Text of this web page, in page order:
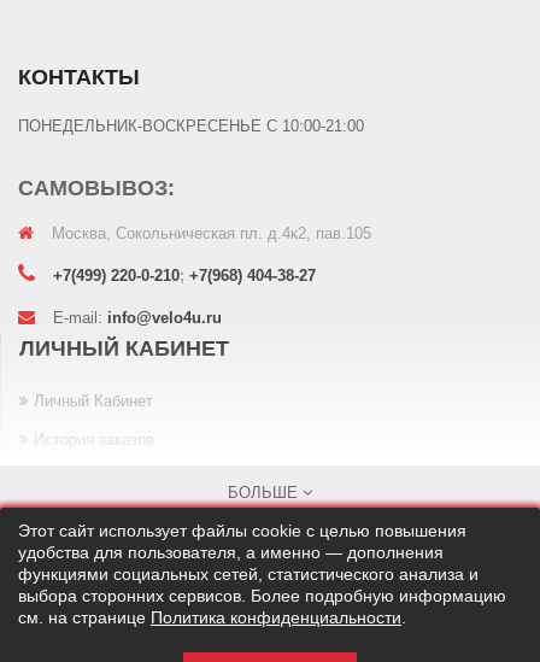
КОНТАКТЫ
ПОНЕДЕЛЬНИК-ВОСКРЕСЕНЬЕ С 10:00-21:00
САМОВЫВОЗ:
Москва, Сокольническая пл. д.4к2, пав.105
+7(499) 220-0-210; +7(968) 404-38-27
E-mail: info@velo4u.ru
ЛИЧНЫЙ КАБИНЕТ
Личный Кабинет
История заказов
ИНФОРМАЦИЯ
О нас
БОЛЬШЕ
Этот сайт использует файлы cookie с целью повышения
удобства для пользователя, а именно — дополнения
функциями социальных сетей, статистического анализа и
выбора сторонних сервисов. Более подробную информацию
см. на странице Политика конфиденциальности